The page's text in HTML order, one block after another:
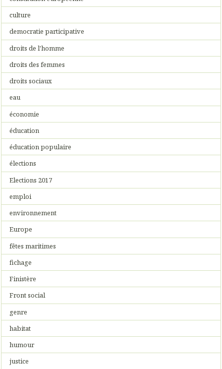
culture
democratie participative
droits de l'homme
droits des femmes
droits sociaux
eau
économie
éducation
éducation populaire
élections
Elections 2017
emploi
environnement
Europe
fêtes maritimes
fichage
Finistère
Front social
genre
habitat
humour
justice